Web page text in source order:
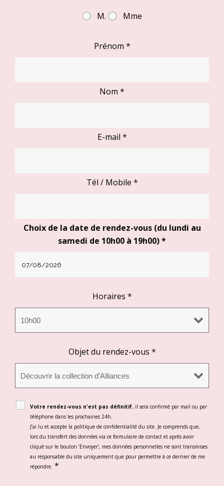
M. Mme
Prénom *
Nom *
E-mail *
Tél / Mobile *
Choix de la date de rendez-vous (du lundi au
samedi de 10h00 à 19h00)*
Horaires *
Objet du rendez-vous *
Votre rendez-vous n'est pas définitif, il sera confirmé par mail ou par
téléphone dans les prochaines 24h.
J’ai lu et accepte la politique de confidentialité du site. Je comprends que,
lors du transfert des données via ce formulaire de contact et après avoir
cliqué sur le bouton ‘Envoyer’, mes données personnelles ne sont transmises
au responsable du site uniquement que pour permettre à ce dernier de me
répondre. *